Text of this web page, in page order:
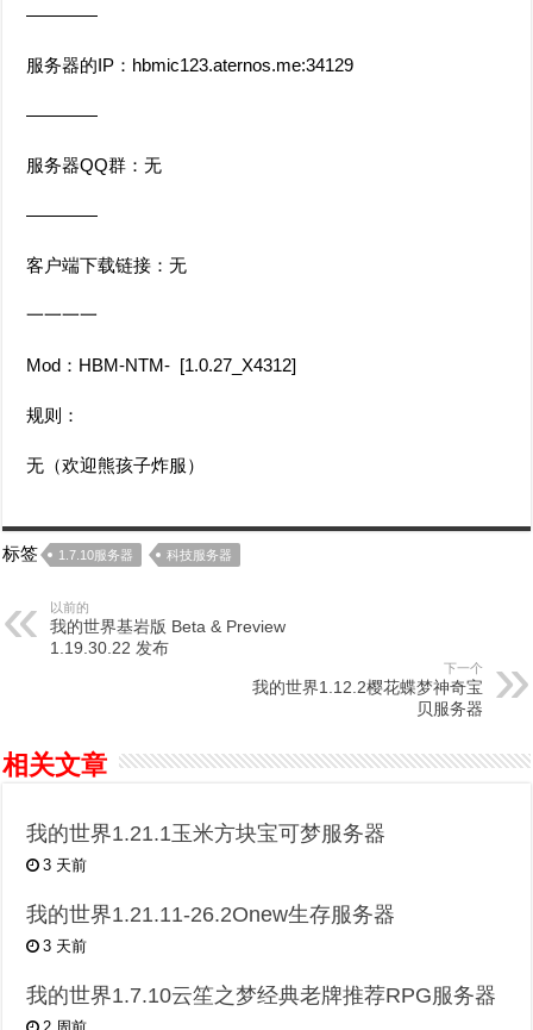
————
服务器的IP：hbmic123.aternos.me:34129
————
服务器QQ群：无
————
客户端下载链接：无
一一一一
Mod：HBM-NTM- [1.0.27_X4312]
规则：
无（欢迎熊孩子炸服）
标签 1.7.10服务器 科技服务器
以前的
我的世界基岩版 Beta & Preview
1.19.30.22 发布
下一个
我的世界1.12.2樱花蝶梦神奇宝
贝服务器
相关文章
我的世界1.21.1玉米方块宝可梦服务器
3 天前
我的世界1.21.11-26.2Onew生存服务器
3 天前
我的世界1.7.10云笙之梦经典老牌推荐RPG服务器